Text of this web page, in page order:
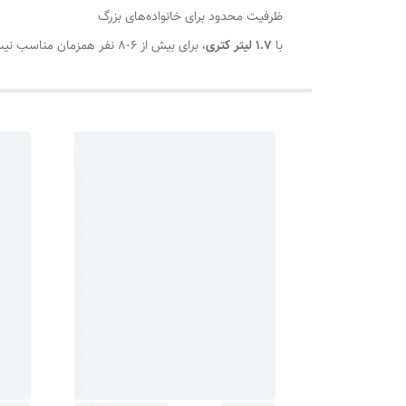
ظرفیت محدود برای خانواده‌های بزرگ
با ۱.۷ لیتر کتری ، برای بیش از ۶-۸ نفر همزمان مناسب نیست و نیاز به پر کردن مجدد دارد.